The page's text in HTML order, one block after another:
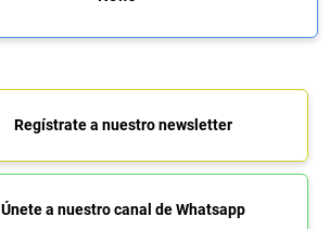
Regístrate a nuestro newsletter
Únete a nuestro canal de Whatsapp